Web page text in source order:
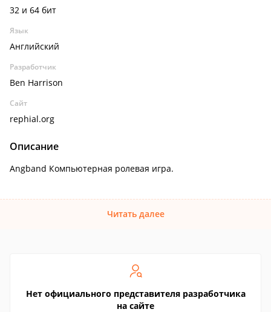
32 и 64 бит
Язык
Английский
Разработчик
Ben Harrison
Сайт
rephial.org
Описание
Angband Компьютерная ролевая игра.
Читать далее
Нет официального представителя разработчика
на сайте